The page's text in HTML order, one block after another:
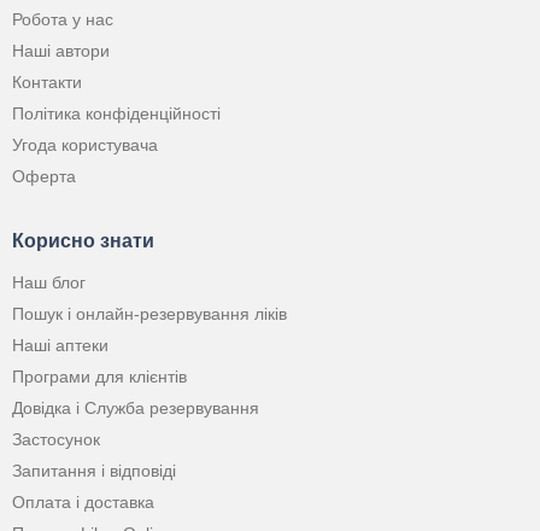
Робота у нас
Наші автори
Контакти
Політика конфіденційності
Угода користувача
Оферта
Корисно знати
Наш блог
Пошук і онлайн-резервування ліків
Наші аптеки
Програми для клієнтів
Довідка і Служба резервування
Застосунок
Запитання і відповіді
Оплата і доставка